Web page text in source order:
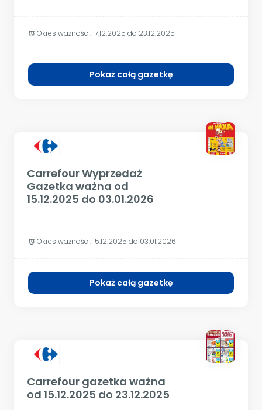
alarm Okres ważności:17.12.2025 do 23.12.2025
Pokaż całą gazetkę
Carrefour Wyprzedaż
Gazetka ważna od
15.12.2025 do 03.01.2026
alarm Okres ważności:15.12.2025 do 03.01.2026
Pokaż całą gazetkę
Carrefour gazetka ważna
od 15.12.2025 do 23.12.2025